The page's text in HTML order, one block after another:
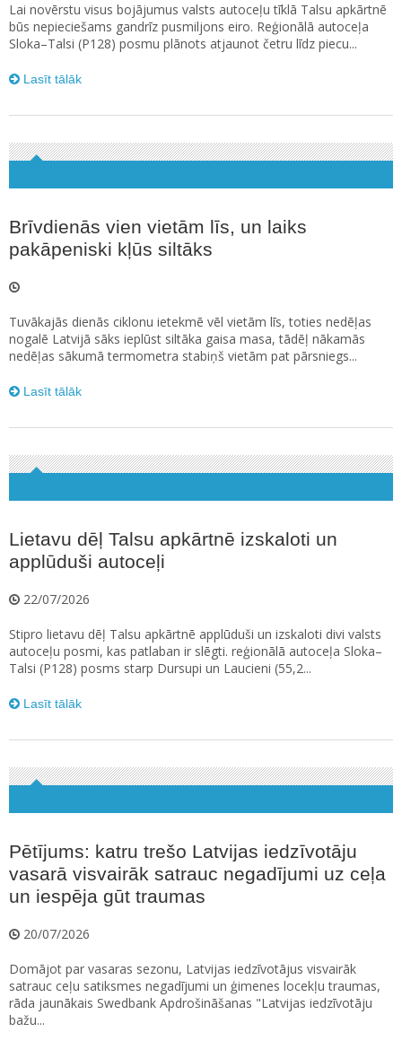
Lai novērstu visus bojājumus valsts autoceļu tīklā Talsu apkārtnē
būs nepieciešams gandrīz pusmiljons eiro. Reģionālā autoceļa
Sloka–Talsi (P128) posmu plānots atjaunot četru līdz piecu...
Lasīt tālāk
Brīvdienās vien vietām līs, un laiks
pakāpeniski kļūs siltāks
Tuvākajās dienās ciklonu ietekmē vēl vietām līs, toties nedēļas
nogalē Latvijā sāks ieplūst siltāka gaisa masa, tādēļ nākamās
nedēļas sākumā termometra stabiņš vietām pat pārsniegs...
Lasīt tālāk
Lietavu dēļ Talsu apkārtnē izskaloti un
applūduši autoceļi
22/07/2026
Stipro lietavu dēļ Talsu apkārtnē applūduši un izskaloti divi valsts
autoceļu posmi, kas patlaban ir slēgti. reģionālā autoceļa Sloka–
Talsi (P128) posms starp Dursupi un Laucieni (55,2...
Lasīt tālāk
Pētījums: katru trešo Latvijas iedzīvotāju
vasarā visvairāk satrauc negadījumi uz ceļa
un iespēja gūt traumas
20/07/2026
Domājot par vasaras sezonu, Latvijas iedzīvotājus visvairāk
satrauc ceļu satiksmes negadījumi un ģimenes locekļu traumas,
rāda jaunākais Swedbank Apdrošināšanas "Latvijas iedzīvotāju
bažu...